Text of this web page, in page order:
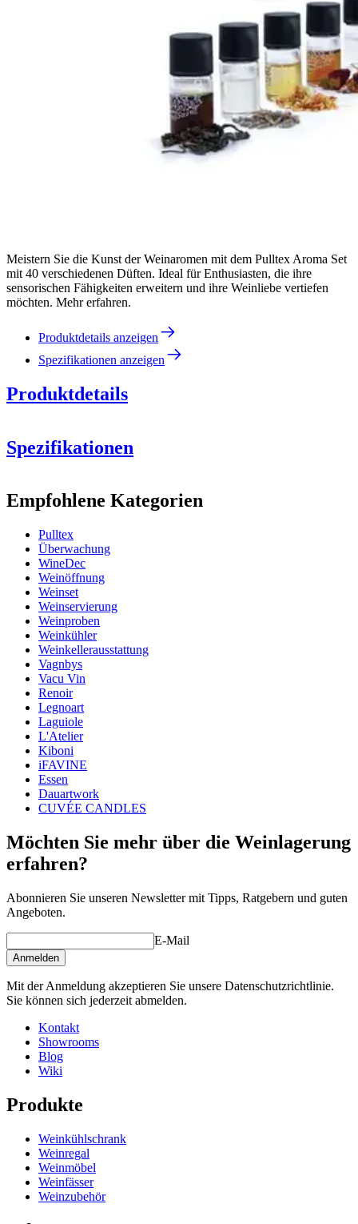
Meistern Sie die Kunst der Weinaromen mit dem Pulltex Aroma Set
mit 40 verschiedenen Düften. Ideal für Enthusiasten, die ihre
sensorischen Fähigkeiten erweitern und ihre Weinliebe vertiefen
möchten. Mehr erfahren.
Produktdetails anzeigen
Spezifikationen anzeigen
Produktdetails
Spezifikationen
Produktnummer107-763-00
Abmessungen (BxHxT cm)
Gewicht (kg)
Höhe (cm)4.5
Breite (cm)
Tiefe (cm)19
Empfohlene Kategorien
Pulltex
Überwachung
WineDec
Weinöffnung
Weinset
Weinservierung
Weinproben
Weinkühler
Weinkellerausstattung
Vagnbys
Vacu Vin
Renoir
Legnoart
Laguiole
L'Atelier
Kiboni
iFAVINE
Essen
Dauartwork
CUVÉE CANDLES
Möchten Sie mehr über die Weinlagerung
erfahren?
Abonnieren Sie unseren Newsletter mit Tipps, Ratgebern und guten
Angeboten.
E-Mail
Anmelden
Mit der Anmeldung akzeptieren Sie unsere Datenschutzrichtlinie.
Sie können sich jederzeit abmelden.
Kontakt
Showrooms
Blog
Wiki
Produkte
Weinkühlschrank
Weinregal
Weinmöbel
Weinfässer
Weinzubehör